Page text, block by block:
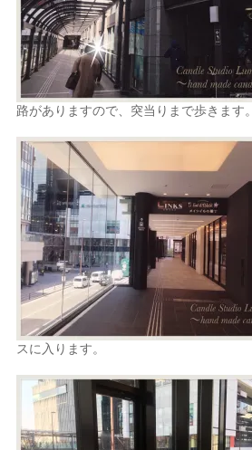
路がありますので、突当りまで歩きます。
スに入ります。